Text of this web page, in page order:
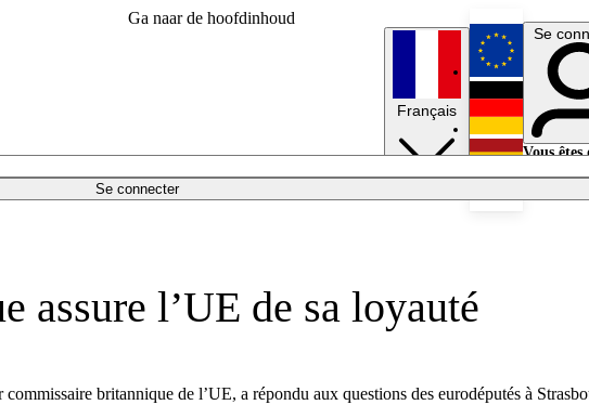
Ga naar de hoofdinhoud
Se connecter
Français
English
Deutsch
Se
Vous êtes
assure l’UE de sa loyauté
britannique de l’UE, a répondu aux questions des eurodéputés à